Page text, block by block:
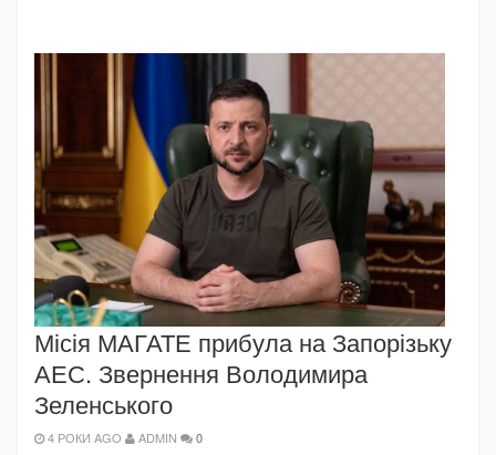
Місія МАГАТЕ прибула на Запорізьку
АЕС. Звернення Володимира
Зеленського
4 РОКИ AGO ADMIN 0